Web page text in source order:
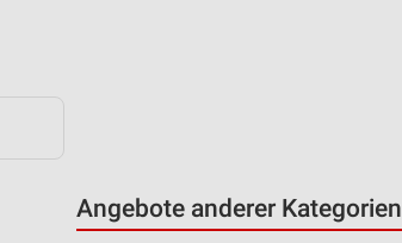
Angebote anderer Kategorien